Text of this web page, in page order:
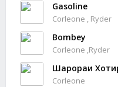
Gasoline
Corleone , Ryder
Bombey
Corleone ,Ryder
Шарораи
Corleone